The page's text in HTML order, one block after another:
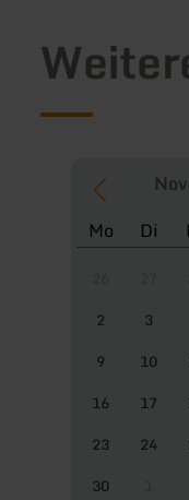
Mo Di
2
3
9
10
16
17
23
24
30